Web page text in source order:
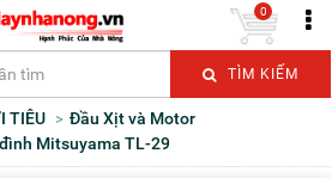
TÌM KIẾM
0
TIÊU
Đầu Xịt và Motor
Mitsuyama TL-29